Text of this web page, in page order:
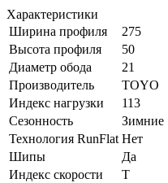
Характеристики
Ширина профиля
275
Высота профиля
50
Диаметр обода
21
Производитель
TOYO
Индекс нагрузки
113
Сезонность
Зимние
Технология RunFlat Нет
Шипы
Да
Индекс скорости
T